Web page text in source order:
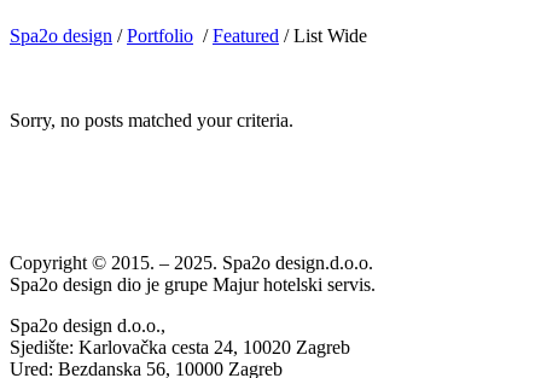
Spa2o design /Portfolio /Featured /List Wide
Sorry, no posts matched your criteria.
Copyright © 2015. – 2025. Spa2o design.d.o.o.
Spa2o design dio je grupe Majur hotelski servis.
Spa2o design d.o.o.,
Sjedište: Karlovačka cesta 24, 10020 Zagreb
Ured: Bezdanska 56, 10000 Zagreb